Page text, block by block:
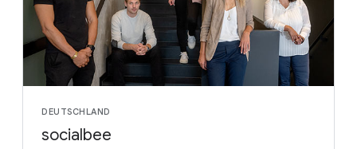
DEUTSCHLAND
socialbee